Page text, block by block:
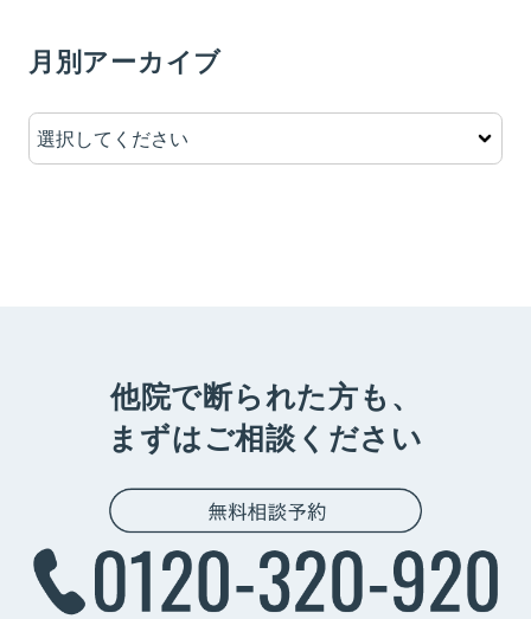
月別アーカイブ
他院で断られた方も、
まずはご相談ください